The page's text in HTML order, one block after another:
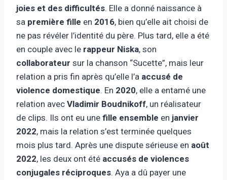
joies et des difficultés. Elle a donné naissance à
sa première fille en 2016, bien qu’elle ait choisi de
ne pas révéler l’identité du père. Plus tard, elle a été
en couple avec le rappeur Niska, son
collaborateur sur la chanson “Sucette”, mais leur
relation a pris fin après qu’elle l’a accusé de
violence domestique. En 2020, elle a entamé une
relation avec Vladimir Boudnikoff, un réalisateur
de clips. Ils ont eu une fille ensemble en janvier
2022, mais la relation s’est terminée quelques
mois plus tard. Après une dispute sérieuse en août
2022, les deux ont été accusés de violences
conjugales réciproques. Aya a dû payer une